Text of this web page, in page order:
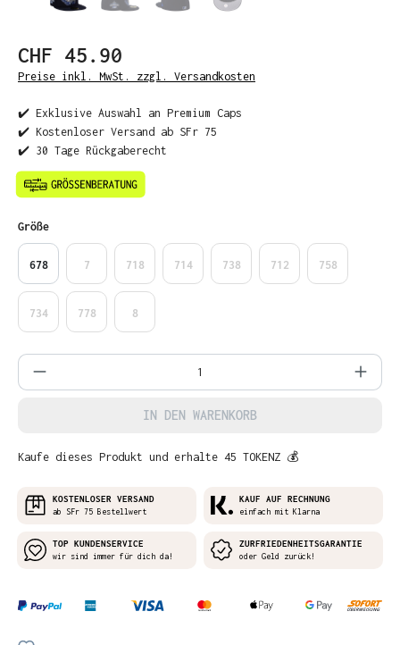
CHF 45.90
Preise inkl. MwSt. zzgl. Versandkosten
✔️ Exklusive Auswahl an Premium Caps
✔️ Kostenloser Versand ab SFr 75
✔️ 30 Tage Rückgaberecht
Größeauswählen
678 7 718 714 738 712 758
734 778 8
Produkt Anzahl: Gib den gewünschten
IN DEN WARENKORB
Kaufe dieses Produkt und erhalte 45 TOKENZ 💰
KOSTENLOSER VERSAND
ab SFr 75 Bestellwert
KAUF AUF RECHNUNG
einfach mit Klarna
TOP KUNDENSERVICE
wir sind immer für dich da!
ZURFRIEDENHEITSGARANTIE
oder Geld zurück!